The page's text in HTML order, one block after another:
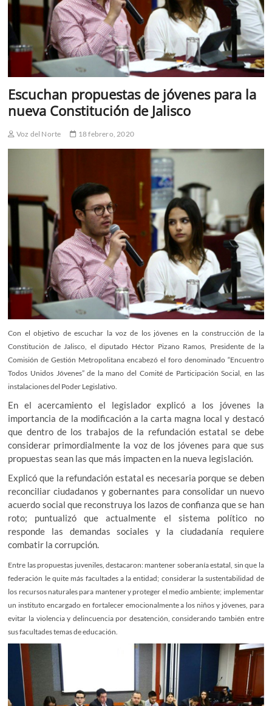
Escuchan propuestas de jóvenes para la
nueva Constitución de Jalisco
Voz del Norte 18 febrero, 2020
Con el objetivo de escuchar la voz de los jóvenes en la construcción de la
Constitución de Jalisco, el diputado Héctor Pizano Ramos, Presidente de la
Comisión de Gestión Metropolitana encabezó el foro denominado “Encuentro
Todos Unidos Jóvenes” de la mano del Comité de Participación Social, en las
instalaciones del Poder Legislativo.
En el acercamiento el legislador explicó a los jóvenes la
importancia de la modificación a la carta magna local y destacó
que dentro de los trabajos de la refundación estatal se debe
considerar primordialmente la voz de los jóvenes para que sus
propuestas sean las que más impacten en la nueva legislación.
Explicó que la refundación estatal es necesaria porque se deben
reconciliar ciudadanos y gobernantes para consolidar un nuevo
acuerdo social que reconstruya los lazos de confianza que se han
roto; puntualizó que actualmente el sistema político no
responde las demandas sociales y la ciudadanía requiere
combatir la corrupción.
Entre las propuestas juveniles, destacaron: mantener soberanía estatal, sin que la
federación le quite más facultades a la entidad; considerar la sustentabilidad de
los recursos naturales para mantener y proteger el medio ambiente; implementar
un instituto encargado en fortalecer emocionalmente a los niños y jóvenes, para
evitar la violencia y delincuencia por desatención, considerando también entre
sus facultades temas de educación.